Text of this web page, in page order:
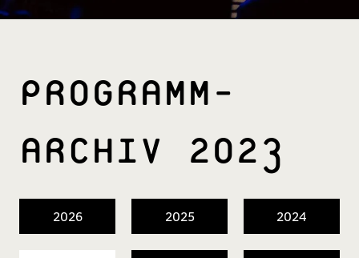
PROGRAMM­
ARCHIV 2023
2026 2025 2024